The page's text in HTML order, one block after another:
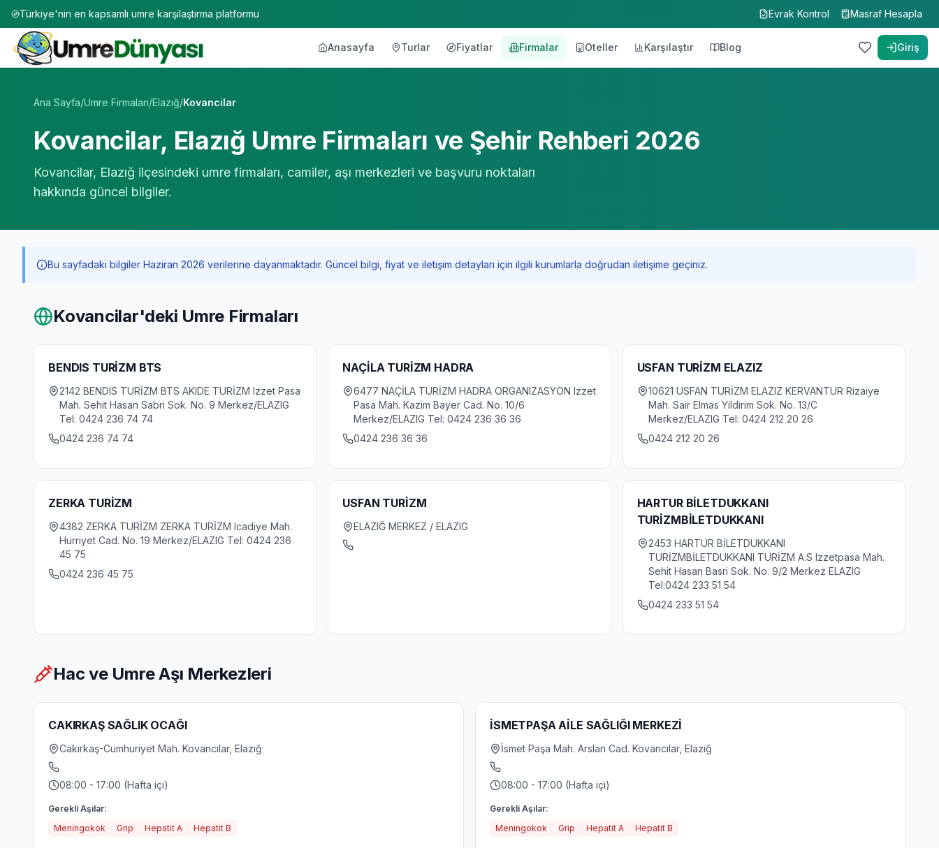
Türkiye'nin en kapsamlı umre karşılaştırma platformu Evrak Kontrol Masraf Hesapla
Anasayfa Turlar Fiyatlar Firmalar Oteller Karşılaştır Blog Giriş
Ana Sayfa/Umre Firmalari/Elazığ/Kovancilar
Kovancilar, Elazığ Umre Firmaları ve Şehir Rehberi 2026
Kovancilar, Elazığ ilçesindeki umre firmaları, camiler, aşı merkezleri ve başvuru noktaları
hakkında güncel bilgiler.
Bu sayfadaki bilgiler Haziran 2026 verilerine dayanmaktadır. Güncel bilgi, fiyat ve iletişim detayları için ilgili kurumlarla doğrudan iletişime geçiniz.
Kovancilar'deki Umre Firmaları
BENDIS TURİZM BTS
2142 BENDIS TURİZM BTS AKIDE TURİZM Izzet Pasa
Mah. Sehit Hasan Sabri Sok. No. 9 Merkez/ELAZIG
Tel: 0424 236 74 74
0424 236 74 74
NAÇİLA TURİZM HADRA
6477 NAÇİLA TURİZM HADRA ORGANIZASYON Izzet
Pasa Mah. Kazim Bayer Cad. No. 10/6
Merkez/ELAZIG Tel: 0424 236 36 36
0424 236 36 36
USFAN TURİZM ELAZIZ
10621 USFAN TURİZM ELAZIZ KERVANTUR Rizaiye
Mah. Sair Elmas Yildirim Sok. No. 13/C
Merkez/ELAZIG Tel: 0424 212 20 26
0424 212 20 26
ZERKA TURİZM
4382 ZERKA TURİZM ZERKA TURİZM Icadiye Mah.
Hurriyet Cad. No. 19 Merkez/ELAZIG Tel: 0424 236
45 75
0424 236 45 75
USFAN TURİZM
ELAZIĞ MERKEZ / ELAZIG
HARTUR BİLETDUKKANI
TURİZMBİLETDUKKANI
2453 HARTUR BİLETDUKKANI
TURİZMBİLETDUKKANI TURİZM A.S Izzetpasa Mah.
Sehit Hasan Basri Sok. No. 9/2 Merkez ELAZIG
Tel:0424 233 51 54
0424 233 51 54
Hac ve Umre Aşı Merkezleri
CAKIRKAŞ SAĞLIK OCAĞI
Cakırkaş-Cumhuriyet Mah. Kovancılar, Elazığ
08:00 - 17:00 (Hafta içi)
Gerekli Aşılar:
Meningokok
Grip Hepatit A Hepatit B
İSMETPAŞA AİLE SAĞLIĞI MERKEZİ
İsmet Paşa Mah. Arslan Cad. Kovancılar, Elazığ
08:00 - 17:00 (Hafta içi)
Gerekli Aşılar:
Meningokok
Grip Hepatit A Hepatit B